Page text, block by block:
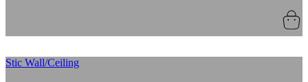
Stic Wall/Ceiling